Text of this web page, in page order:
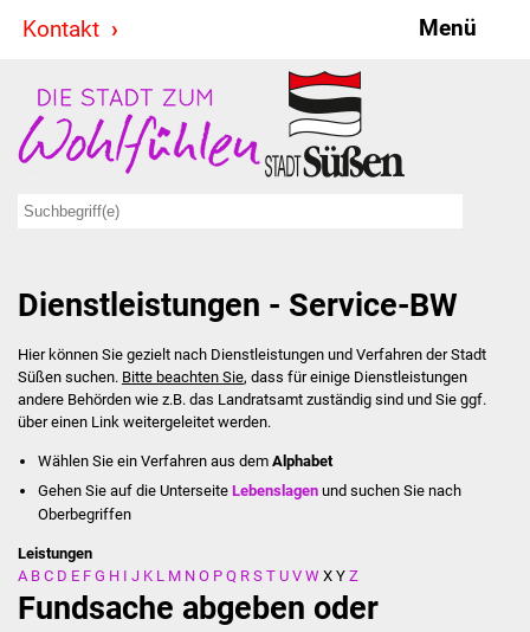
Kontakt Menü
Stadt & Politik
Bürgermeister
Ausschüsse
Ratsinformationssystem
Jugendbeirat
Summerrockfestival
Stadtverwaltung
Dienstleistungen - Service-BW
Hier können Sie gezielt nach Dienstleistungen und Verfahren der Stadt
Süßen suchen. Bitte beachten Sie, dass für einige Dienstleistungen
andere Behörden wie z.B. das Landratsamt zuständig sind und Sie ggf.
über einen Link weitergeleitet werden.
Wählen Sie ein Verfahren aus dem Alphabet
Gehen Sie auf die UnterseiteLebenslagen und suchen Sie nach
Oberbegriffen
Leistungen
A B C D E F G H I J K L M N O P Q R S T U V W X Y Z
Fundsache abgeben oder